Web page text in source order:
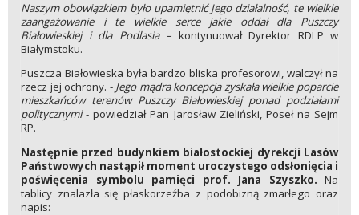
Naszym obowiązkiem było upamiętnić Jego działalność, te wielkie
zaangażowanie i te wielkie serce jakie oddał dla Puszczy
Białowieskiej i dla Podlasia – kontynuował Dyrektor RDLP w
Białymstoku.
Puszcza Białowieska była bardzo bliska profesorowi, walczył na
rzecz jej ochrony. - Jego mądra koncepcja zyskała wielkie poparcie
mieszkańców terenów Puszczy Białowieskiej ponad podziałami
politycznymi- powiedział Pan Jarosław Zieliński, Poseł na Sejm
RP.
Następnie przed budynkiem białostockiej dyrekcji Lasów
Państwowych nastąpił moment uroczystego odsłonięcia i
poświęcenia symbolu pamięci prof. Jana Szyszko. Na
tablicy znalazła się płaskorzeźba z podobizną zmarłego oraz
napis: